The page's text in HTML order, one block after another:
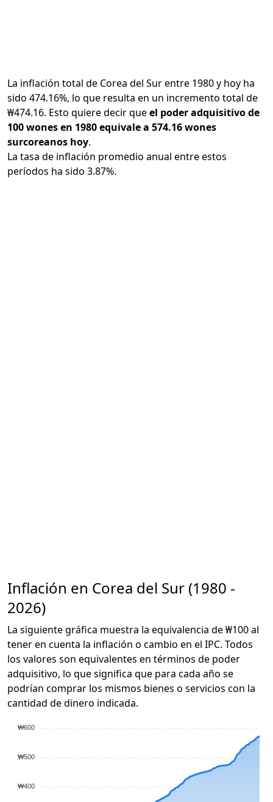
La inflación total de Corea del Sur entre 1980 y hoy ha
sido 474.16%, lo que resulta en un incremento total de
₩474.16. Esto quiere decir queel poder adquisitivo de
100 wones en 1980 equivale a 574.16 wones
surcoreanos hoy.
La tasa de inflación promedio anual entre estos
períodos ha sido 3.87%.
Inflación en Corea del Sur (1980 -
2026)
La siguiente gráfica muestra la equivalencia de ₩100 al
tener en cuenta la inflación o cambio en el IPC. Todos
los valores son equivalentes en términos de poder
adquisitivo, lo que significa que para cada año se
podrían comprar los mismos bienes o servicios con la
cantidad de dinero indicada.
₩600
₩500
₩400